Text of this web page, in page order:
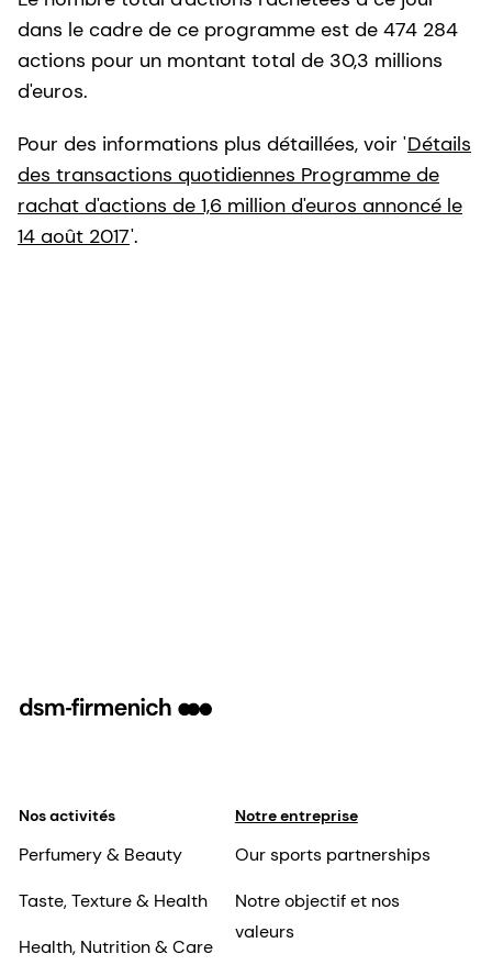
dans le cadre de ce programme est de 474 284
actions pour un montant total de 30,3 millions
d'euros.
Pour des informations plus détaillées, voir 'Détails
des transactions quotidiennes Programme de
rachat d'actions de 1,6 million d'euros annoncé le
14 août 2017'.
Nos activités
Perfumery & Beauty
Taste, Texture & Health
Health, Nutrition & Care
Notre entreprise
Our sports partnerships
Notre objectif et nos
valeurs